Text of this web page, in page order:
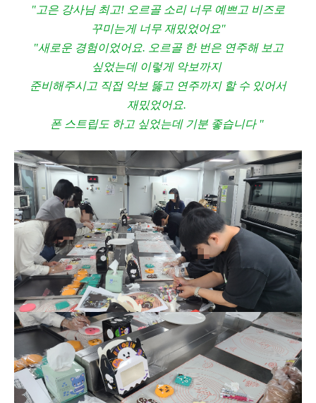
"고은 강사님 최고! 오르골 소리 너무 예쁘고 비즈로
꾸미는게 너무 재밌었어요"
"새로운 경험이었어요. 오르골 한 번은 연주해 보고
싶었는데 이렇게 악보까지
준비해주시고 직접 악보 뚫고 연주까지 할 수 있어서
재밌었어요.
폰 스트립도 하고 싶었는데 기분 좋습니다 "